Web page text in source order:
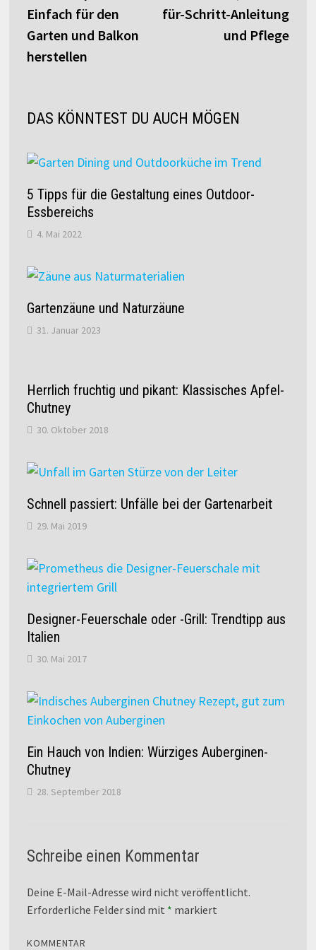
Einfach für den
Garten und Balkon
herstellen
für-Schritt-Anleitung
und Pflege
DAS KÖNNTEST DU AUCH MÖGEN
5 Tipps für die Gestaltung eines Outdoor-
Essbereichs
4. Mai 2022
Gartenzäune und Naturzäune
31. Januar 2023
Herrlich fruchtig und pikant: Klassisches Apfel-
Chutney
30. Oktober 2018
Schnell passiert: Unfälle bei der Gartenarbeit
29. Mai 2019
Designer-Feuerschale oder -Grill: Trendtipp aus
Italien
30. Mai 2017
Ein Hauch von Indien: Würziges Auberginen-
Chutney
28. September 2018
Schreibe einen Kommentar
Deine E-Mail-Adresse wird nicht veröffentlicht.
Erforderliche Felder sind mit * markiert
KOMMENTAR